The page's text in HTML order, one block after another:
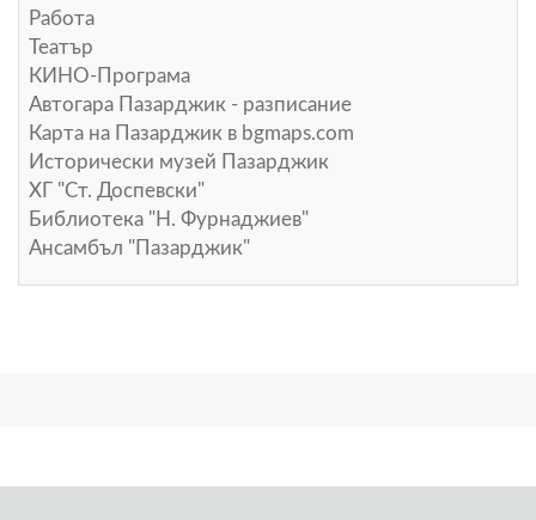
Работа
Театър
КИНО-Програма
Автогара Пазарджик - разписание
Карта на Пазарджик в bgmaps.com
Исторически музей Пазарджик
ХГ "Ст. Доспевски"
Библиотека "Н. Фурнаджиев"
Ансамбъл "Пазарджик"